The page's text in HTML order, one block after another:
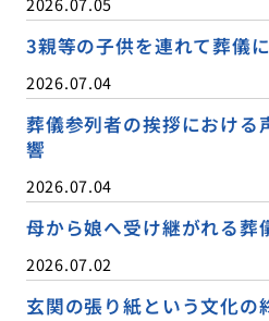
3親等の子供を連れて葬儀
2026.07.04
葬儀参列者の挨拶における
響
2026.07.04
母から娘へ受け継がれる葬
2026.07.02
玄関の張り紙という文化の